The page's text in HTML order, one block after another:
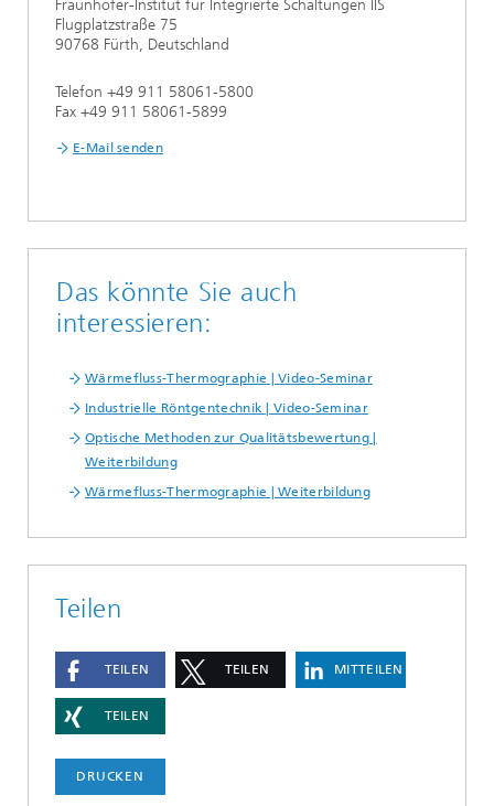
Fraunhofer-Institut für Integrierte Schaltungen IIS
Flugplatzstraße 75
90768 Fürth, Deutschland
Telefon +49 911 58061-5800
Fax +49 911 58061-5899
E-Mail senden
Das könnte Sie auch
interessieren:
Wärmefluss-Thermographie | Video-Seminar
Industrielle Röntgentechnik | Video-Seminar
Optische Methoden zur Qualitätsbewertung |
Weiterbildung
Wärmefluss-Thermographie | Weiterbildung
Teilen
TEILEN TEILEN MITTEILEN
TEILEN
DRUCKEN